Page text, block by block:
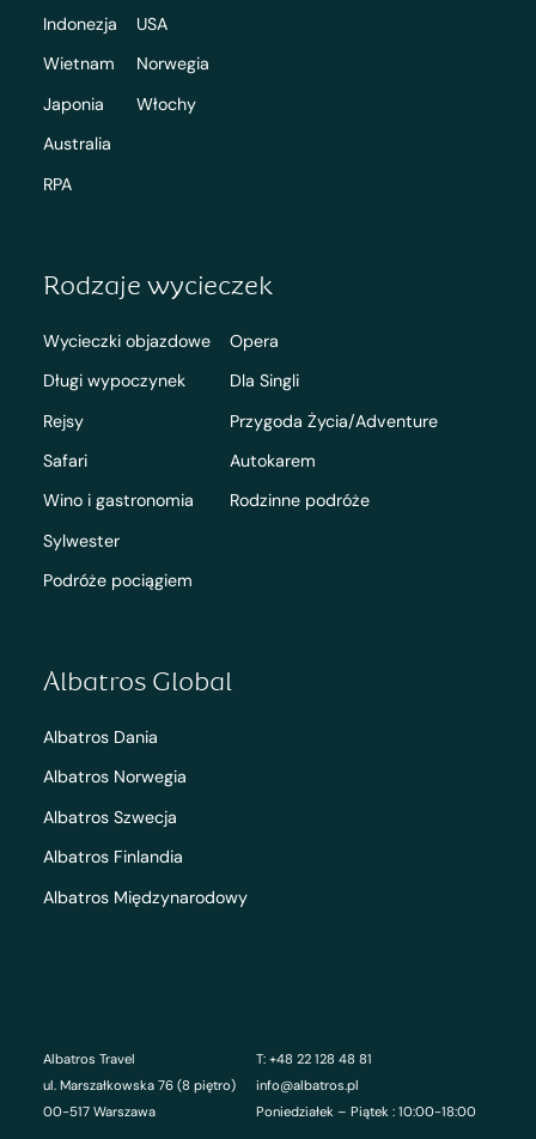
Indonezja
Wietnam
Japonia
Australia
RPA
USA
Norwegia
Włochy
Albatros Travel
ul. Marszałkowska 76 (8 piętro)
00-517 Warszawa
T: +48 22 128 48 81
info@albatros.pl
Poniedziałek – Piątek : 10:00-18:00
Rodzaje wycieczek
Wycieczki objazdowe
Długi wypoczynek
Rejsy
Safari
Wino i gastronomia
Sylwester
Podróże pociągiem
Opera
Dla Singli
Przygoda Życia/Adventure
Autokarem
Rodzinne podróże
Albatros Global
Albatros Dania
Albatros Norwegia
Albatros Szwecja
Albatros Finlandia
Albatros Międzynarodowy